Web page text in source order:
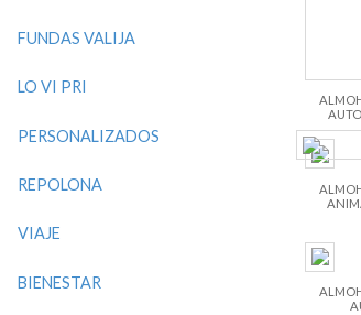
FUNDAS VALIJA
LO VI PRI
PERSONALIZADOS
REPOLONA
VIAJE
BIENESTAR